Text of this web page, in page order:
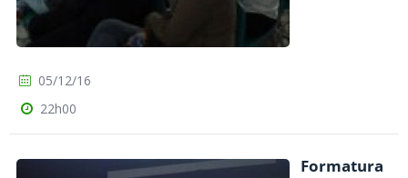
05/12/16
22h00
Formatura